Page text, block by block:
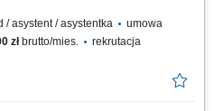
/ asystent / asystentka
umowa
złbrutto/mies.
rekrutacja